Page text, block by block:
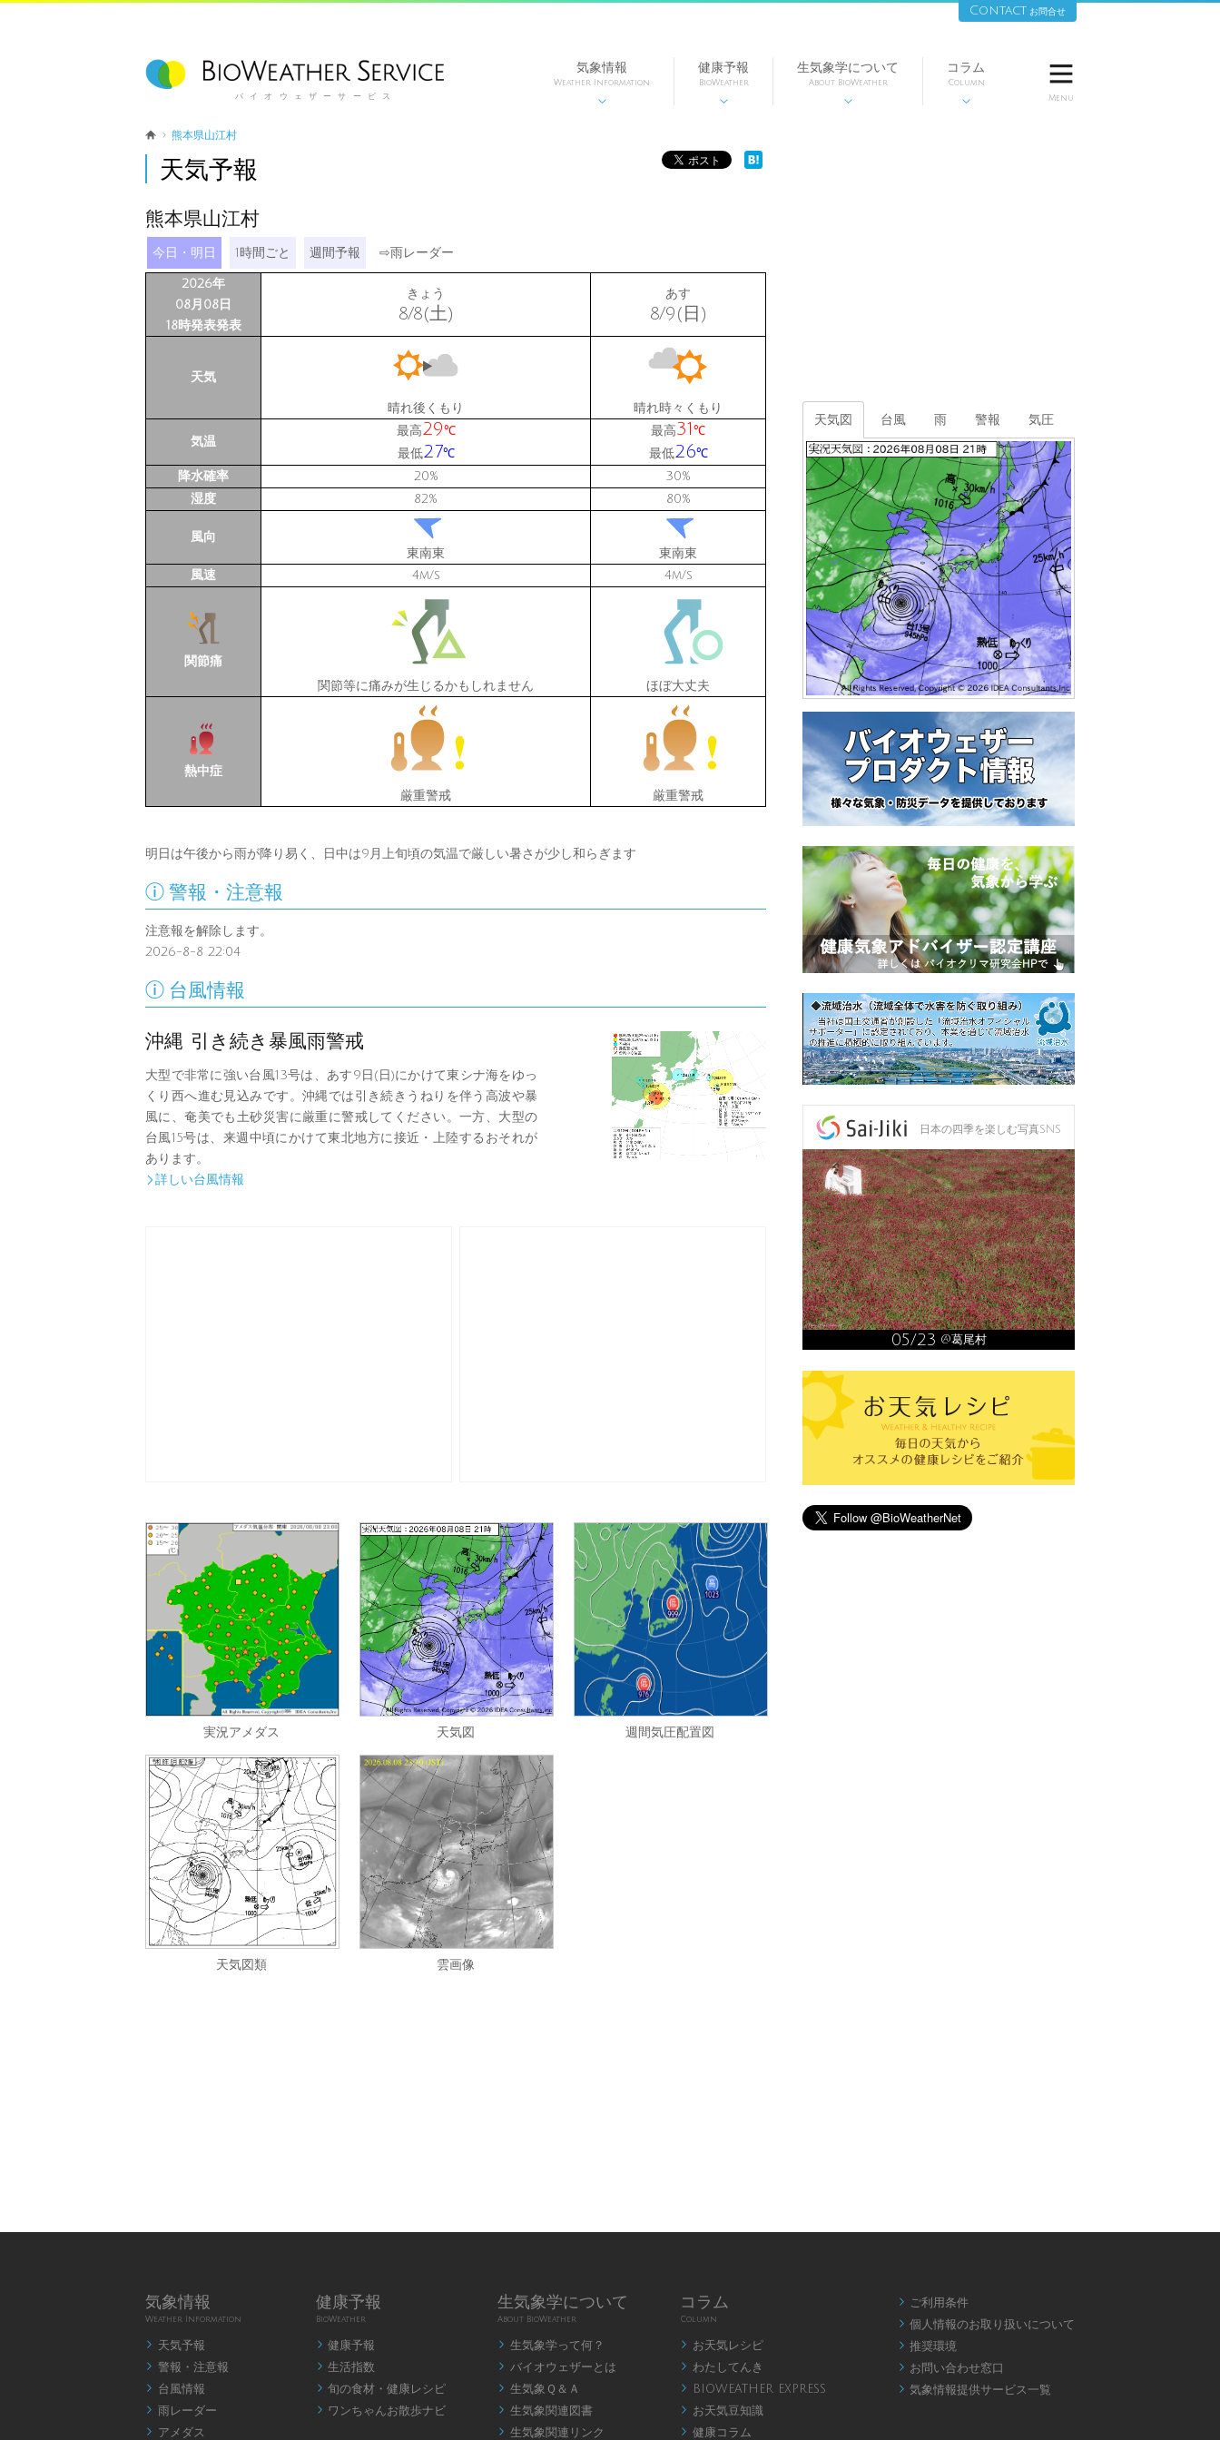
バイオウェザーサービス
気象情報
Weather Information

健康予報
BioWeather

生気象学について
About BioWeather

コラム
Column


Menu
熊本県山江村
天気予報
熊本県山江村
今日・明日 1時間ごと 週間予報 ⇨雨レーダー
2026年
08月08日
18時発表発表
きょう
8/8(土)
あす
8/9(日)
天気
晴れ後くもり 晴れ時々くもり
気温
最高29℃
最低27℃
最高31 ℃
最低26℃
降水確率 20% 30%
湿度 82% 80%
風向
東南東
東南東
風速
4m/s 4m/s
関節痛
関節等に痛みが生じるかもしれません
ほぼ大丈夫
熱中症
厳重警戒
厳重警戒
明日は午後から雨が降り易く、日中は9月上旬頃の気温で厳しい暑さが少し和らぎます
 警報・注意報
注意報を解除します。
2026-8-8 22:04
 台風情報
沖縄 引き続き暴風雨警戒
大型で非常に強い台風13号は、あす9日(日)にかけて東シナ海をゆっ
くり西へ進む見込みです。沖縄では引き続きうねりを伴う高波や暴
風に、奄美でも土砂災害に厳重に警戒してください。一方、大型の
台風15号は、来週中頃にかけて東北地方に接近・上陸するおそれが
あります。
 詳しい台風情報
実況アメダス 天気図 週間気圧配置図
天気図類 雲画像
天気図 台風 雨 警報 気圧
日本の四季を楽しむ写真SNS
05/23 @葛尾村
気象情報
Weather Information
 天気予報
 警報・注意報
 台風情報
 雨レーダー
 アメダス
健康予報
BioWeather
 健康予報
 生活指数
 旬の食材・健康レシピ
 ワンちゃんお散歩ナビ
生気象学について
About BioWeather
 生気象学って何？
 バイオウェザーとは
 生気象Ｑ＆Ａ
 生気象関連図書
 生気象関連リンク
コラム
Column
 お天気レシピ
 わたしてんき
 BIOWEATHER EXPRESS
 お天気豆知識
 健康コラム
 ご利用条件
 個人情報のお取り扱いについて
 推奨環境
 お問い合わせ窓口
 気象情報提供サービス一覧
Contact お問合せ